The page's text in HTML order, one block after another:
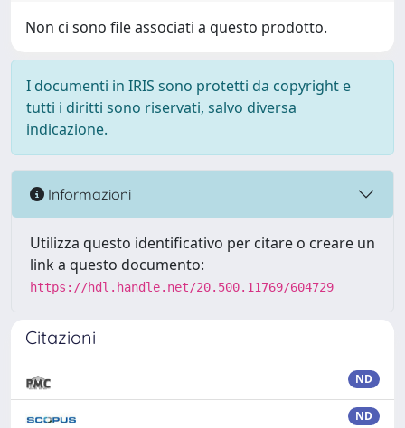
Non ci sono file associati a questo prodotto.
I documenti in IRIS sono protetti da copyright e
tutti i diritti sono riservati, salvo diversa
indicazione.
Informazioni
Utilizza questo identificativo per citare o creare un
link a questo documento:
https://hdl.handle.net/20.500.11769/604729
Citazioni
ND
ND